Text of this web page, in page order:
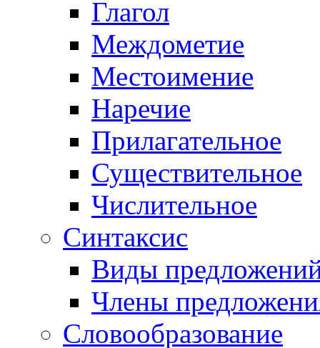
Глагол
Междометие
Местоимение
Наречие
Прилагательное
Существительное
Числительное
Синтаксис
Виды
Члены
Словообразование